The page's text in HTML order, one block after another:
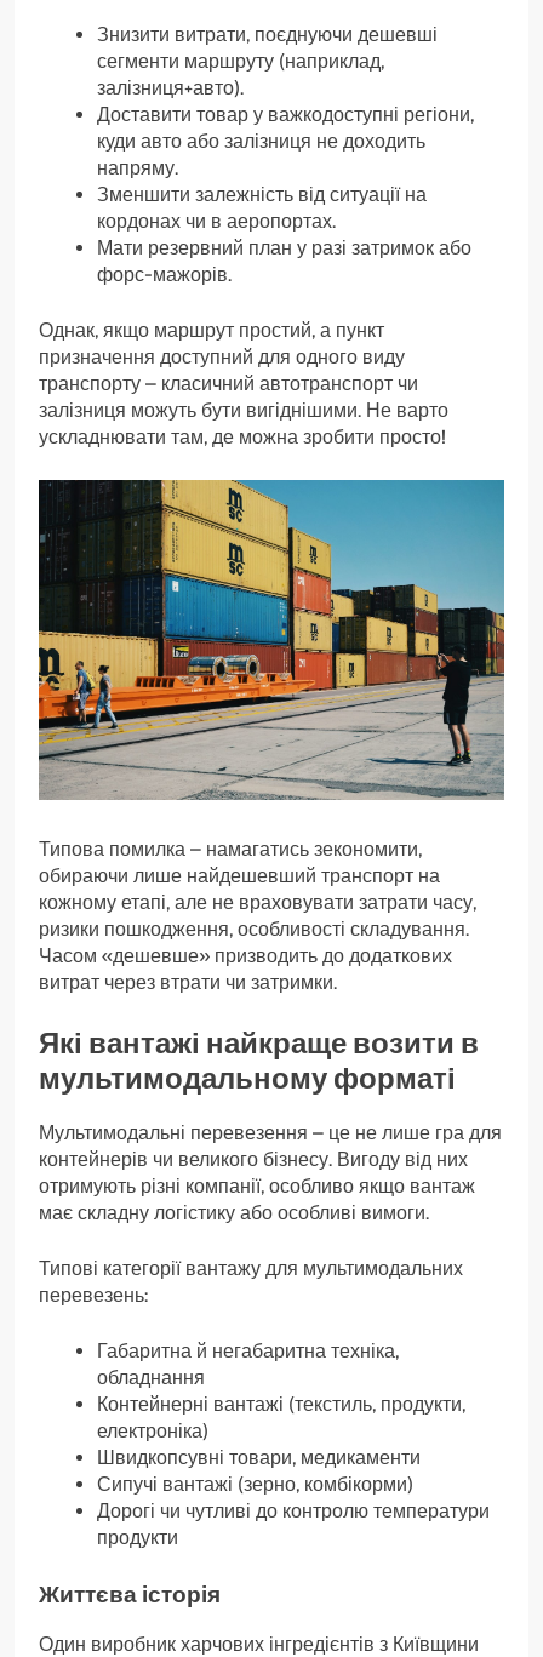
Знизити витрати, поєднуючи дешевші
сегменти маршруту (наприклад,
залізниця+авто).
Доставити товар у важкодоступні регіони,
куди авто або залізниця не доходить
напряму.
Зменшити залежність від ситуації на
кордонах чи в аеропортах.
Мати резервний план у разі затримок або
форс-мажорів.
Однак, якщо маршрут простий, а пункт
призначення доступний для одного виду
транспорту – класичний автотранспорт чи
залізниця можуть бути вигіднішими. Не варто
ускладнювати там, де можна зробити просто!
Типова помилка – намагатись зекономити,
обираючи лише найдешевший транспорт на
кожному етапі, але не враховувати затрати часу,
ризики пошкодження, особливості складування.
Часом «дешевше» призводить до додаткових
витрат через втрати чи затримки.
Які вантажі найкраще возити в
мультимодальному форматі
Мультимодальні перевезення – це не лише гра для
контейнерів чи великого бізнесу. Вигоду від них
отримують різні компанії, особливо якщо вантаж
має складну логістику або особливі вимоги.
Типові категорії вантажу для мультимодальних
перевезень:
Габаритна й негабаритна техніка,
обладнання
Контейнерні вантажі (текстиль, продукти,
електроніка)
Швидкопсувні товари, медикаменти
Сипучі вантажі (зерно, комбікорми)
Дорогі чи чутливі до контролю температури
продукти
Життєва історія
Один виробник харчових інгредієнтів з Київщини